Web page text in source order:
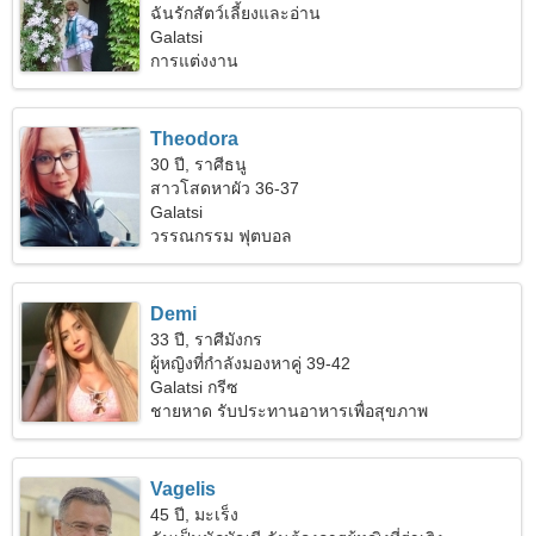
ฉันรักสัตว์เลี้ยงและอ่าน
Galatsi
การแต่งงาน
Theodora
30 ปี, ราศีธนู
สาวโสดหาผัว 36-37
Galatsi
วรรณกรรม ฟุตบอล
Demi
33 ปี, ราศีมังกร
ผู้หญิงที่กำลังมองหาคู่ 39-42
Galatsi กรีซ
ชายหาด รับประทานอาหารเพื่อสุขภาพ
Vagelis
45 ปี, มะเร็ง